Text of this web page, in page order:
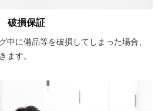
破損保証
中に備品等を破損してしまった場合、
ます。